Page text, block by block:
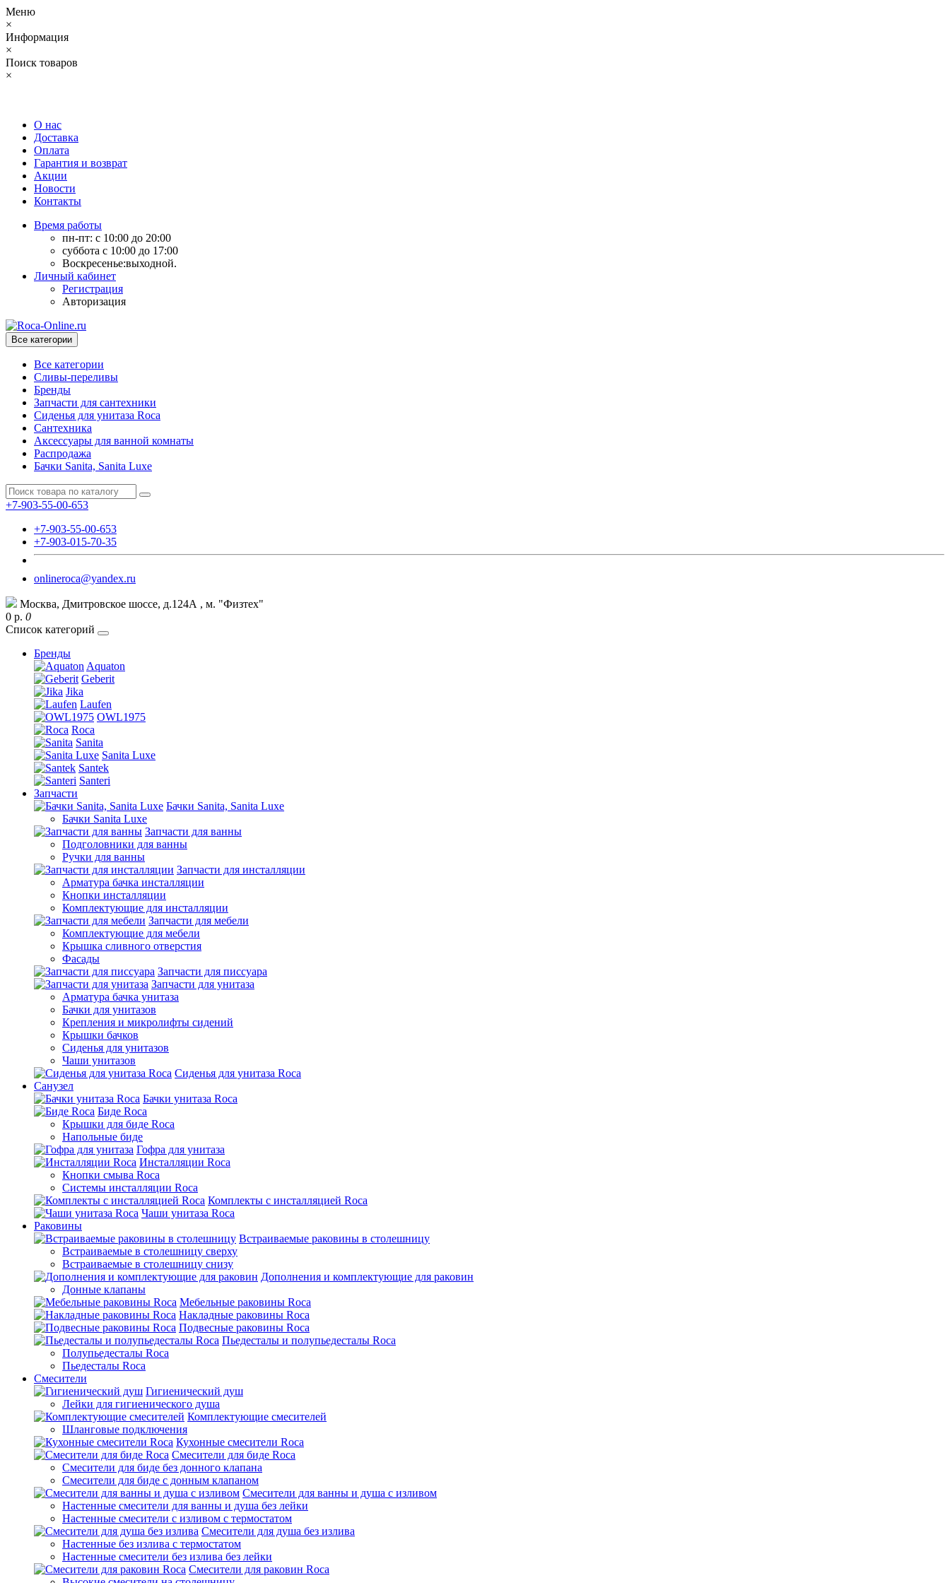
Меню
×
Информация
×
Поиск товаров
×
О нас
Доставка
Оплата
Гарантия и возврат
Акции
Новости
Контакты
Время работы
пн-пт: с 10:00 до 20:00
суббота с 10:00 до 17:00
Воскресенье:выходной.
Личный кабинет
Регистрация
Авторизация
Все категории
Все категории
Сливы-переливы
Бренды
Запчасти для сантехники
Сиденья для унитаза Roca
Сантехника
Аксессуары для ванной комнаты
Распродажа
Бачки Sanita, Sanita Luxe
+7-903-55-00-653
+7-903-55-00-653
+7-903-015-70-35
onlineroca@yandex.ru
Москва, Дмитровское шоссе, д.124А , м. "Физтех"
0 р. 0
Список категорий
Бренды
Aquaton
Geberit
Jika
Laufen
OWL1975
Roca
Sanita
Sanita Luxe
Santek
Santeri
Запчасти
Бачки Sanita, Sanita Luxe
Бачки Sanita Luxe
Запчасти для ванны
Подголовники для ванны
Ручки для ванны
Запчасти для инсталляции
Арматура бачка инсталляции
Кнопки инсталляции
Комплектующие для инсталляции
Запчасти для мебели
Комплектующие для мебели
Крышка сливного отверстия
Фасады
Запчасти для писсуара
Запчасти для унитаза
Арматура бачка унитаза
Бачки для унитазов
Крепления и микролифты сидений
Крышки бачков
Сиденья для унитазов
Чаши унитазов
Сиденья для унитаза Roca
Санузел
Бачки унитаза Roca
Биде Roca
Крышки для биде Roca
Напольные биде
Гофра для унитаза
Инсталляции Roca
Кнопки смыва Roca
Системы инсталляции Roca
Комплекты с инсталляцией Roca
Чаши унитаза Roca
Раковины
Встраиваемые раковины в столешницу
Встраиваемые в столешницу сверху
Встраиваемые в столешницу снизу
Дополнения и комплектующие для раковин
Донные клапаны
Мебельные раковины Roca
Накладные раковины Roca
Подвесные раковины Roca
Пьедесталы и полупьедесталы Roca
Полупьедесталы Roca
Пьедесталы Roca
Смесители
Гигиенический душ
Лейки для гигиенического душа
Комплектующие смесителей
Шланговые подключения
Кухонные смесители Roca
Смесители для биде Roca
Смесители для биде без донного клапана
Смесители для биде с донным клапаном
Смесители для ванны и душа с изливом
Настенные смесители для ванны и душа без лейки
Настенные смесители с изливом c термостатом
Смесители для душа без излива
Настенные без излива с термостатом
Настенные смесители без излива без лейки
Смесители для раковин Roca